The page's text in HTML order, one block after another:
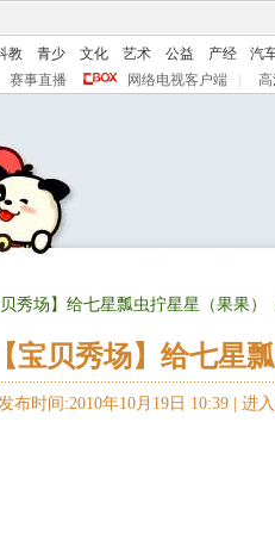
教 青少 文化 艺术 公益 产经 汽
赛事直播 网络电视客户端
秀场】给七星瓢虫拧星星（果果）
贝秀场】给七星
布时间:2010年10月19日 10:39 | 进